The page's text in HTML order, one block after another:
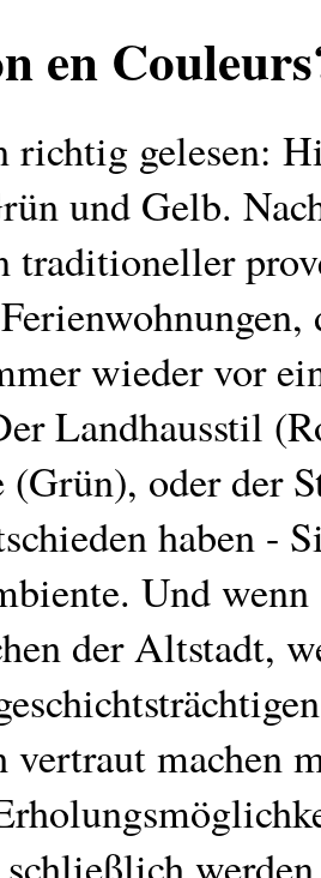
en
richtig gelesen:
und Gelb.
traditioneller
wieder vor
Landhausstil
(Grün), oder der
haben -
Und
der Altstadt,
vertraut machen